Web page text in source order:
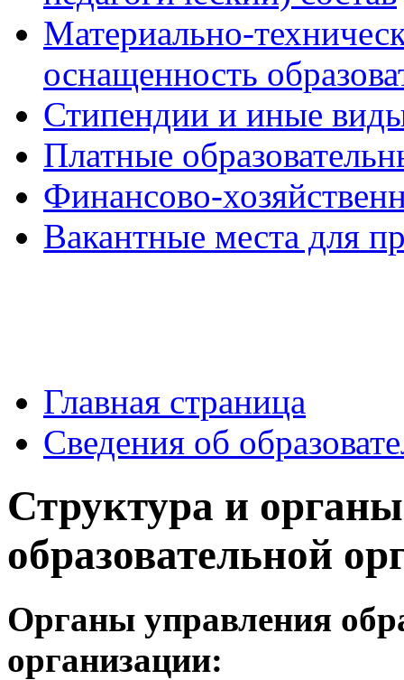
Материально-
оснащенность
Стипендии и иные
Платные
Финансово-
Вакантные места для
Главная страница
Сведения об
Структура и
образовательной
Органы управления
организации: